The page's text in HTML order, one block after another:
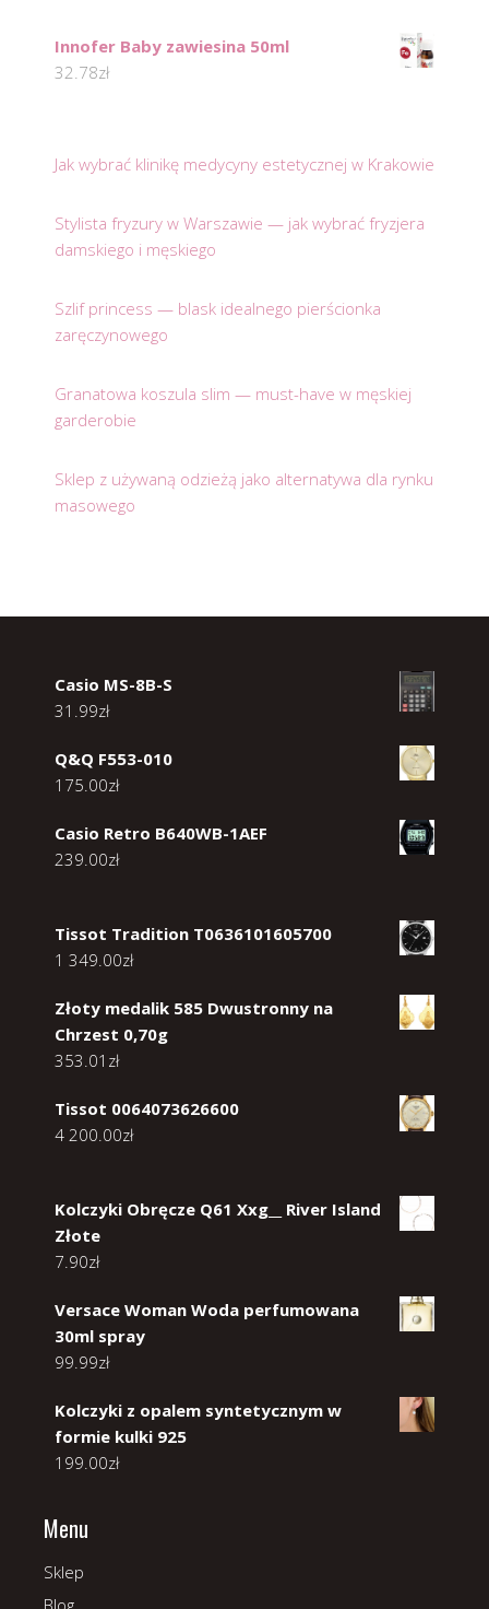
Innofer Baby zawiesina 50ml
32.78zł
Jak wybrać klinikę medycyny estetycznej w Krakowie
Stylista fryzury w Warszawie — jak wybrać fryzjera
damskiego i męskiego
Szlif princess — blask idealnego pierścionka
zaręczynowego
Granatowa koszula slim — must-have w męskiej
garderobie
Sklep z używaną odzieżą jako alternatywa dla rynku
masowego
Casio MS-8B-S
31.99zł
Q&Q F553-010
175.00zł
Casio Retro B640WB-1AEF
239.00zł
Tissot Tradition T0636101605700
1 349.00zł
Złoty medalik 585 Dwustronny na
Chrzest 0,70g
353.01 zł
Tissot 0064073626600
4 200.00zł
Kolczyki Obręcze Q61 Xxg__ River Island
Złote
7.90zł
Versace Woman Woda perfumowana
30ml spray
99.99zł
Kolczyki z opalem syntetycznym w
formie kulki 925
199.00zł
Menu
Sklep